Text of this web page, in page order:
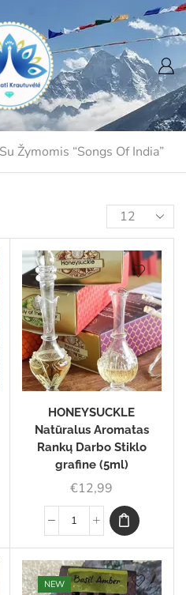
Žymomis “Songs Of India”
HONEYSUCKLE
Natūralus Aromatas
Rankų Darbo Stiklo
grafine (5ml)
€12,99
NEW